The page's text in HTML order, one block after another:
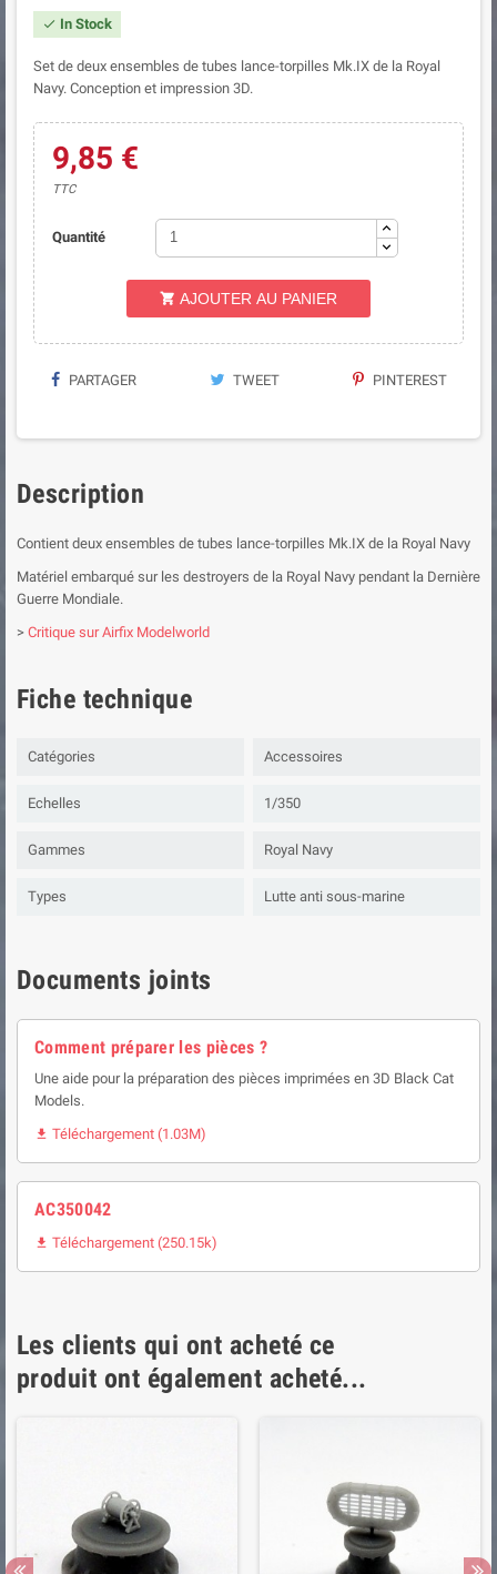
 In Stock
Set de deux ensembles de tubes lance-torpilles Mk.IX de la Royal
Navy. Conception et impression 3D.
9,85 €
TTC
Quantité
 AJOUTER AU PANIER
PARTAGER TWEET PINTEREST
Description
Contient deux ensembles de tubes lance-torpilles Mk.IX de la Royal Navy
Matériel embarqué sur les destroyers de la Royal Navy pendant la Dernière
Guerre Mondiale.
> Critique sur Airfix Modelworld
Fiche technique
Catégories Accessoires
Echelles 1/350
Gammes Royal Navy
Types Lutte anti sous-marine
Documents joints
Comment préparer les pièces ?
Une aide pour la préparation des pièces imprimées en 3D Black Cat
Models.
 Téléchargement (1.03M)
AC350042
 Téléchargement (250.15k)
Les clients qui ont acheté ce
produit ont également acheté...